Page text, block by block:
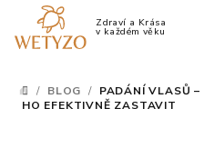
obsah
DOMŮ
/ BLOG / PADÁNÍ VLASŮ
HO EFEKTIVNĚ ZASTAVIT